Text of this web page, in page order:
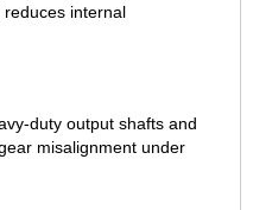
reduces internal
duty output shafts and
misalignment under